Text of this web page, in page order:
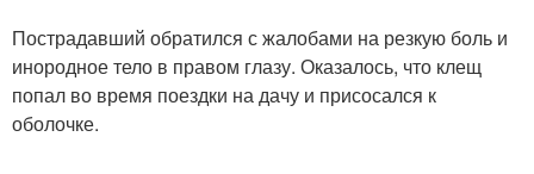
Пострадавший обратился с жалобами на резкую боль и
инородное тело в правом глазу. Оказалось, что клещ
попал во время поездки на дачу и присосался к
оболочке.